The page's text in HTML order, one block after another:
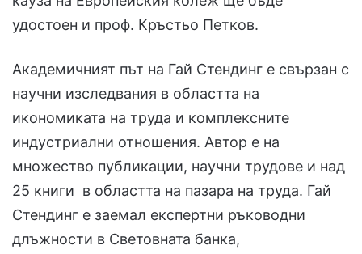
удостоен и проф. Кръстьо Петков.
Академичният път на Гай Стендинг е свързан с
научни изследвания в областта на
икономиката на труда и комплексните
индустриални отношения. Автор е на
множество публикации, научни трудове и над
25 книги в областта на пазара на труда. Гай
Стендинг е заемал експертни ръководни
длъжности в Световната банка,